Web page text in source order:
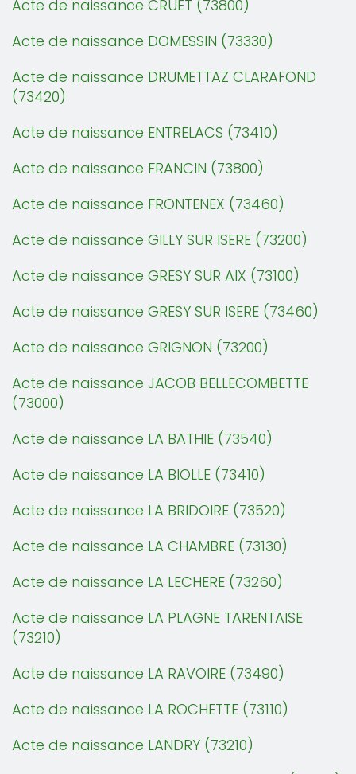
Acte de naissance CRUET (73800)
Acte de naissance DOMESSIN (73330)
Acte de naissance DRUMETTAZ CLARAFOND
(73420)
Acte de naissance ENTRELACS (73410)
Acte de naissance FRANCIN (73800)
Acte de naissance FRONTENEX (73460)
Acte de naissance GILLY SUR ISERE (73200)
Acte de naissance GRESY SUR AIX (73100)
Acte de naissance GRESY SUR ISERE (73460)
Acte de naissance GRIGNON (73200)
Acte de naissance JACOB BELLECOMBETTE
(73000)
Acte de naissance LA BATHIE (73540)
Acte de naissance LA BIOLLE (73410)
Acte de naissance LA BRIDOIRE (73520)
Acte de naissance LA CHAMBRE (73130)
Acte de naissance LA LECHERE (73260)
Acte de naissance LA PLAGNE TARENTAISE
(73210)
Acte de naissance LA RAVOIRE (73490)
Acte de naissance LA ROCHETTE (73110)
Acte de naissance LANDRY (73210)